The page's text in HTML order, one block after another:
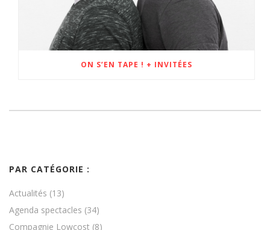
ON S’EN TAPE ! + INVITÉES
PAR CATÉGORIE :
Actualités (13)
Agenda spectacles (34)
Compagnie Lowcost (8)